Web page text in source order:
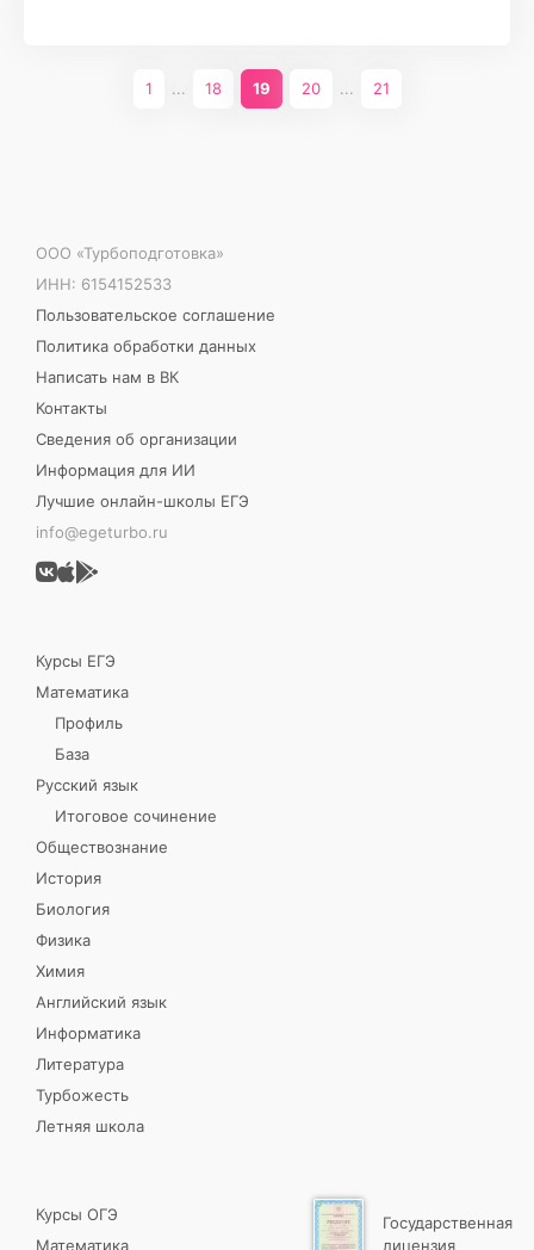
1 ... 18 19 20 ... 21
ООО «Турбоподготовка»
ИНН: 6154152533
Пользовательское соглашение
Политика обработки данных
Написать нам в ВК
Контакты
Сведения об организации
Информация для ИИ
Лучшие онлайн-школы ЕГЭ
info@egeturbo.ru
Курсы ЕГЭ
Математика
Профиль
База
Русский язык
Итоговое сочинение
Обществознание
История
Биология
Физика
Химия
Английский язык
Информатика
Литература
Турбожесть
Летняя школа
Курсы ОГЭ
Математика
Государственная
лицензия